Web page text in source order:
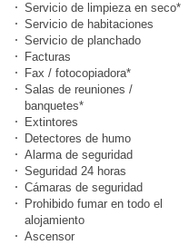
Servicio de limpieza en seco*
Servicio de habitaciones
Servicio de planchado
Facturas
Fax / fotocopiadora*
Salas de reuniones /
banquetes*
Extintores
Detectores de humo
Alarma de seguridad
Seguridad 24 horas
Cámaras de seguridad
Prohibido fumar en todo el
alojamiento
Ascensor